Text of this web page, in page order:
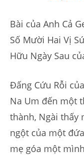
Bài của Anh Cả
Số Mười Hai Vị
Hữu Ngày Sau
Đấng Cứu Rỗi
Na Um đến một
thành, Ngài thấy
ngột của một
mẹ góa một